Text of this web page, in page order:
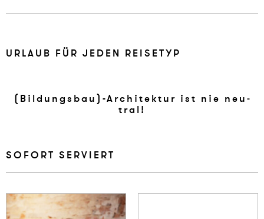
UR­LAUB FÜR JE­DEN REISE­TYP
(Bil­dungsbau)-Ar­chi­tek­tur ist nie neu­
tral!
SO­FORT SER­VIERT